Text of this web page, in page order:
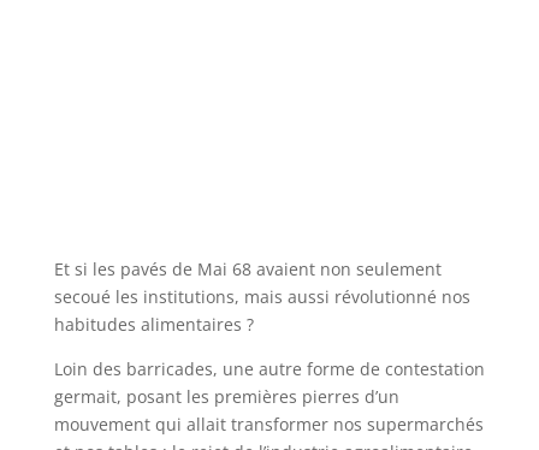
Et si les pavés de Mai 68 avaient non seulement
secoué les institutions, mais aussi révolutionné nos
habitudes alimentaires ?
Loin des barricades, une autre forme de contestation
germait, posant les premières pierres d’un
mouvement qui allait transformer nos supermarchés